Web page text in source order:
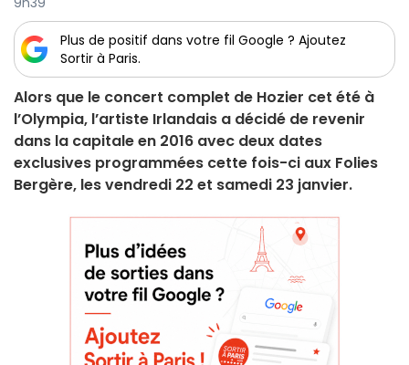
Plus de positif dans votre fil Google ? Ajoutez
Sortir à Paris.
Alors que le concert complet de Hozier cet été à
l’Olympia, l’artiste Irlandais a décidé de revenir
dans la capitale en 2016 avec deux dates
exclusives programmées cette fois-ci aux Folies
Bergère, les vendredi 22 et samedi 23 janvier.